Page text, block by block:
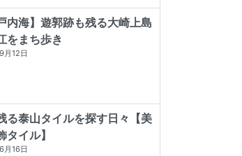
内海】遊郭跡も残る大崎上島
をまち歩き
月12日
る泰山タイルを探す日々【美
タイル】
月16日